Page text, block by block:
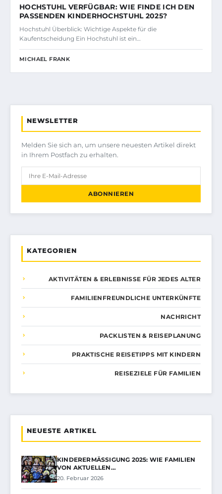
HOCHSTUHL VERFÜGBAR: WIE FINDE ICH DEN
PASSENDEN KINDERHOCHSTUHL 2025?
Hochstuhl Überblick: Wichtige Aspekte für die
Kaufentscheidung Ein Hochstuhl ist ein…
MICHAEL FRANK
NEWSLETTER
Melden Sie sich an, um unsere neuesten Artikel direkt
in Ihrem Postfach zu erhalten.
ABONNIEREN
KATEGORIEN
AKTIVITÄTEN & ERLEBNISSE FÜR JEDES ALTER
FAMILIENFREUNDLICHE UNTERKÜNFTE
NACHRICHT
PACKLISTEN & REISEPLANUNG
PRAKTISCHE REISETIPPS MIT KINDERN
REISEZIELE FÜR FAMILIEN
NEUESTE ARTIKEL
KINDERERMÄSSIGUNG 2025: WIE FAMILIEN V
ON AKTUELLEN…
20. Februar 2026